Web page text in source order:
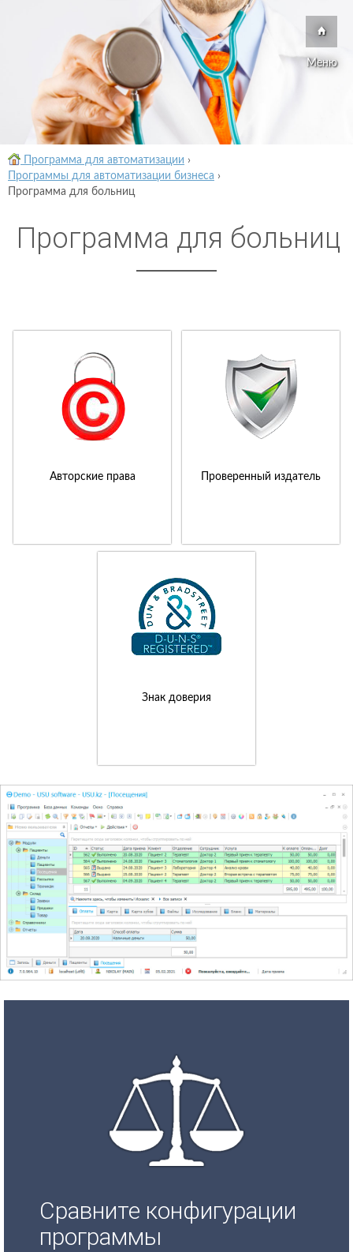
Меню
Программа для автоматизации ›
Программы для автоматизации бизнеса ›
Программа для больниц
Программа для больниц
Авторские права Проверенный издатель
Знак доверия
Сравните конфигурации
программы